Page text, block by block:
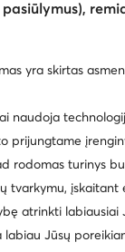
Reebok
Žemi
yra skirtas
naudoja
prijungtame
rodomas turinys
tvarkymu, įskaitant
atrinkti labiausiai
Jūsų